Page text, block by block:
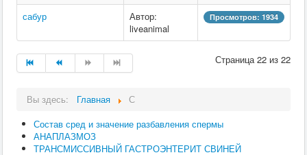
сабур
Автор:
liveanimal
Просмотров: 1934
Страница 22 из 22
Вы здесь: Главная
С
Состав сред и значение разбавления спермы
АНАПЛАЗМОЗ
ТРАНСМИССИВНЫЙ ГАСТРОЭНТЕРИТ СВИНЕЙ